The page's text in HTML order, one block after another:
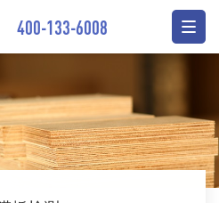
400-133-6008